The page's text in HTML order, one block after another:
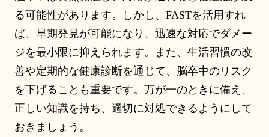
る可能性があります。しかし、FASTを活用すれ
ば、早期発見が可能になり、迅速な対応でダメー
ジを最小限に抑えられます。また、生活習慣の改
善や定期的な健康診断を通じて、脳卒中のリスク
を下げることも重要です。万が一のときに備え、
正しい知識を持ち、適切に対処できるようにして
おきましょう。